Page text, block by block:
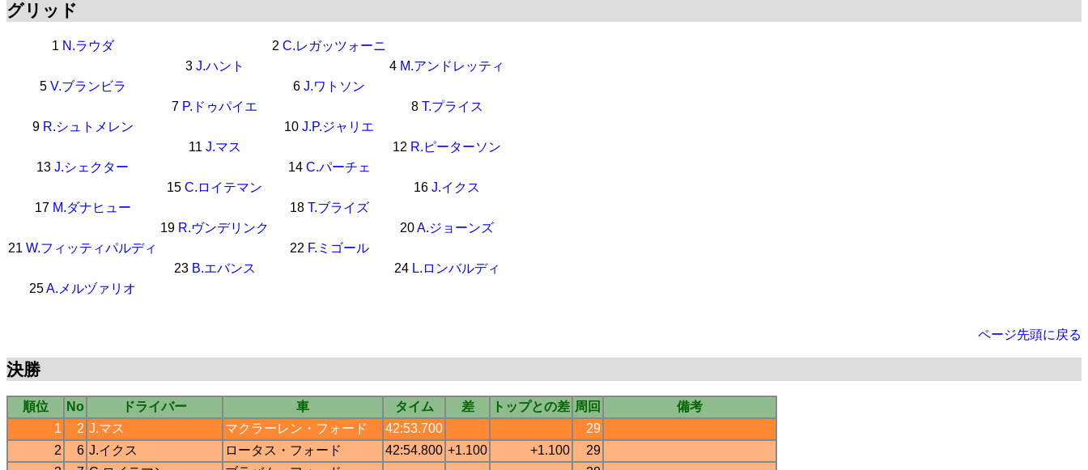
グリッド
1 N.ラウダ 2 C.レガッツォーニ
3 J.ハント 4 M.アンドレッティ
5 V.ブランビラ 6 J.ワトソン
7 P.ドゥパイエ 8 T.プライス
9 R.シュトメレン 10 J.P.ジャリエ
11 J.マス 12 R.ピーターソン
13 J.シェクター 14 C.パーチェ
15 C.ロイテマン 16 J.イクス
17 M.ダナヒュー 18 T.ブライズ
19 R.ヴンデリンク 20A.ジョーンズ
21 W.フィッティパルディ 22 F.ミゴール
23 B.エバンス 24 L.ロンバルディ
25A.メルヅァリオ
ページ先頭に戻る
決勝
順位 No ドライバー 車 タイム 差 トップとの差 周回
備考
1
2 J.マス マクラーレン ・ フォード 42:53.700
29
2
6 J.イクス ロータス ・ フォード 42:54.800 +1.100 +1.100
29